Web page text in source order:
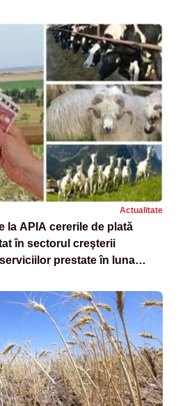
Actualitate
la APIA cererile de plată
în sectorul creşterii
prestate în luna